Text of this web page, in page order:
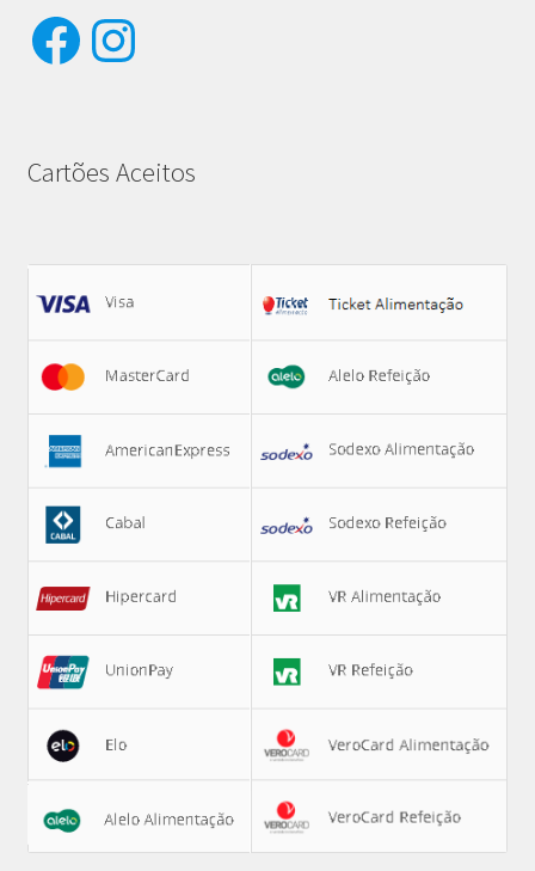
Facebook
Instagram
Cartões Aceitos